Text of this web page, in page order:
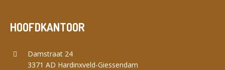
HOOFDKANTOOR
Damstraat 24
3371 AD Hardinxveld-Giessendam